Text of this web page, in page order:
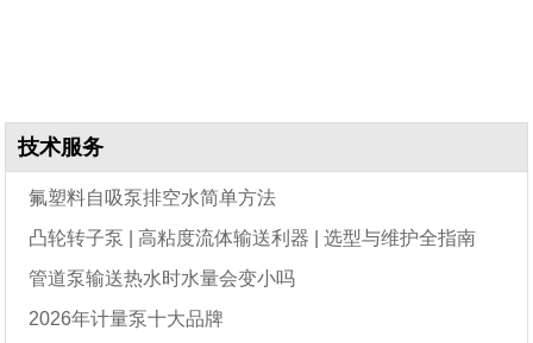
技术服务
氟塑料自吸泵排空水简单方法
凸轮转子泵 | 高粘度流体输送利器 | 选型与维护全指南
管道泵输送热水时水量会变小吗
2026年计量泵十大品牌